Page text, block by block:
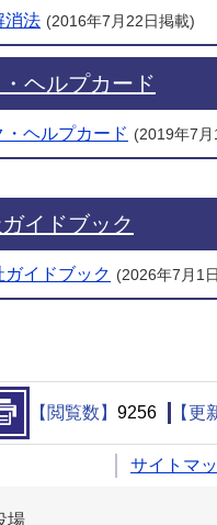
消法 (2016年7月22日掲載)
ヘルプカード
ヘルプカード (2019年7月
イドブック
イドブック (2026年7月1
印刷する
【閲覧数】 9256 【更
サイトマ
場